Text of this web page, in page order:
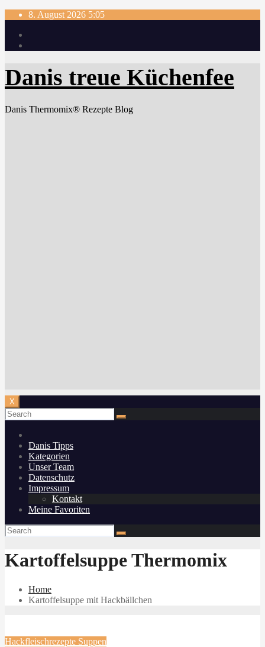
Skip
content
8. August 2026 5:05
Danis treue Küchenfee
Danis Thermomix® Rezepte Blog
X
Danis Tipps
Kategorien
Unser Team
Datenschutz
Impressum
Kontakt
Meine Favoriten
Kartoffelsuppe Thermomix
Home
Kartoffelsuppe mit Hackbällchen
Hackfleischrezepte Suppen